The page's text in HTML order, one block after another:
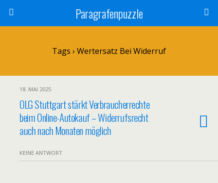
Paragrafenpuzzle
Tags › Wertersatz Bei Widerruf
18. MAI 2025
OLG Stuttgart stärkt Verbraucherrechte
beim Online-Autokauf – Widerrufsrecht
auch nach Monaten möglich
KEINE ANTWORT